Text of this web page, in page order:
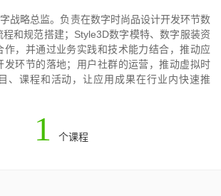
战略总监。负责在数字时尚品设计开发环节数
和规范搭建；Style3D数字模特、数字服装资
作，并通过业务实践和技术能力结合，推动应
发环节的落地；用户社群的运营，推动虚拟时
、课程和活动，让应用成果在行业内快速推
1 个课程